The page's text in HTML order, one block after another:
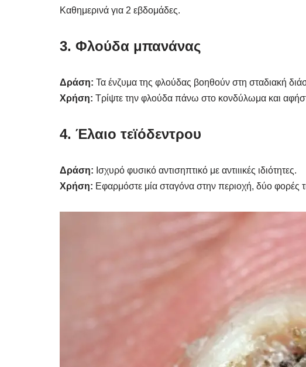
Καθημερινά για 2 εβδομάδες.
3. Φλούδα μπανάνας
Δράση: Τα ένζυμα της φλούδας βοηθούν στη σταδιακή
Χρήση: Τρίψτε την φλούδα πάνω στο κονδύλωμα και
4. Έλαιο τεϊόδεντρου
Δράση: Ισχυρό φυσικό αντισηπτικό με αντιιικές ιδιότητες.
Χρήση: Εφαρμόστε μία σταγόνα στην περιοχή, δύο φορές